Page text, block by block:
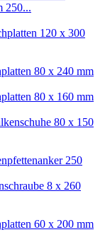
250...
120 x 300
80 x 240 mm
80 x 160 mm
80 x 150
250
8 x 260
60 x 200 mm